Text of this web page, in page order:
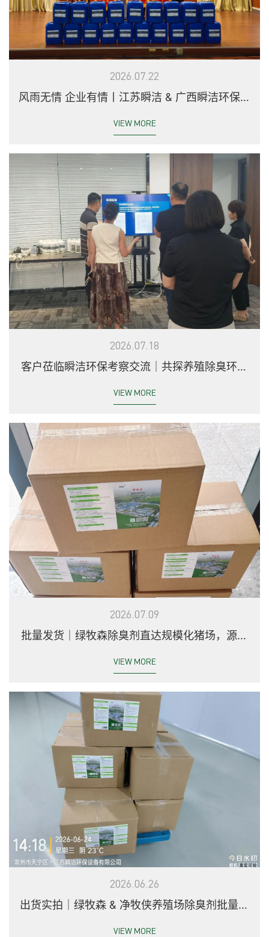
2026.07.22
风雨无情 企业有情丨江苏瞬洁 & 广西瞬洁环保，
VIEW MORE
2026.07.18
客户莅临瞬洁环保考察交流｜共探养殖除臭环保
VIEW MORE
2026.07.09
批量发货｜绿牧森除臭剂直达规模化猪场，源头
VIEW MORE
2026.06.26
出货实拍｜绿牧森 & 净牧侠养殖场除臭剂批量陆
VIEW MORE